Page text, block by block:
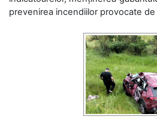
prevenirea incendiilor provocate